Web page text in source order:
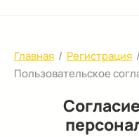
Главная / Регистрация /
Пользовательское